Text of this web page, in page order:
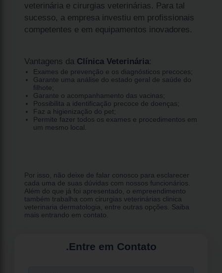
veterinária e cirurgias veterinárias. Para tal
sucesso, a empresa investiu em profissionais
competentes e em equipamentos inovadores.
Vantagens da Clínica Veterinária:
Exames de prevenção e os diagnósticos precoces;
Garante uma análise do estado geral de saúde do
filhote;
Garante o acompanhamento das vacinas;
Possibilita a identificação precoce de doenças;
Faz a higienização do pet;
Permite fazer todos os exames e procedimentos em
um mesmo local.
Por isso, não deixe de falar conosco para esclarecer
cada uma de suas dúvidas com nossos funcionários.
Além do que já foi apresentado, o empreendimento
também trabalha com cirurgias veterinárias clinica
veterinaria dermatologia, entre outras opções. Saiba
mais entrando em contato.
.Entre em Contato